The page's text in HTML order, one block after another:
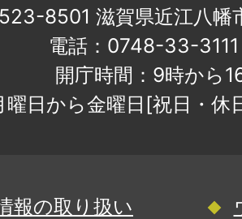
8501 滋賀県近江八幡
電話：0748-33-
開庁時間：9時から
曜日から金曜日[祝日・
報の取り扱い